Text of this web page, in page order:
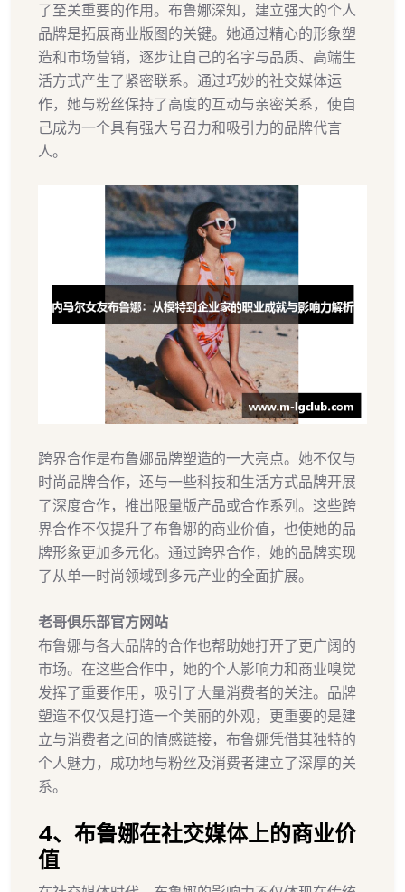
了至关重要的作用。布鲁娜深知，建立强大的个人
品牌是拓展商业版图的关键。她通过精心的形象塑
造和市场营销，逐步让自己的名字与品质、高端生
活方式产生了紧密联系。通过巧妙的社交媒体运
作，她与粉丝保持了高度的互动与亲密关系，使自
己成为一个具有强大号召力和吸引力的品牌代言
人。
跨界合作是布鲁娜品牌塑造的一大亮点。她不仅与
时尚品牌合作，还与一些科技和生活方式品牌开展
了深度合作，推出限量版产品或合作系列。这些跨
界合作不仅提升了布鲁娜的商业价值，也使她的品
牌形象更加多元化。通过跨界合作，她的品牌实现
了从单一时尚领域到多元产业的全面扩展。
老哥俱乐部官方网站
布鲁娜与各大品牌的合作也帮助她打开了更广阔的
市场。在这些合作中，她的个人影响力和商业嗅觉
发挥了重要作用，吸引了大量消费者的关注。品牌
塑造不仅仅是打造一个美丽的外观，更重要的是建
立与消费者之间的情感链接，布鲁娜凭借其独特的
个人魅力，成功地与粉丝及消费者建立了深厚的关
系。
4、布鲁娜在社交媒体上的商业价
值